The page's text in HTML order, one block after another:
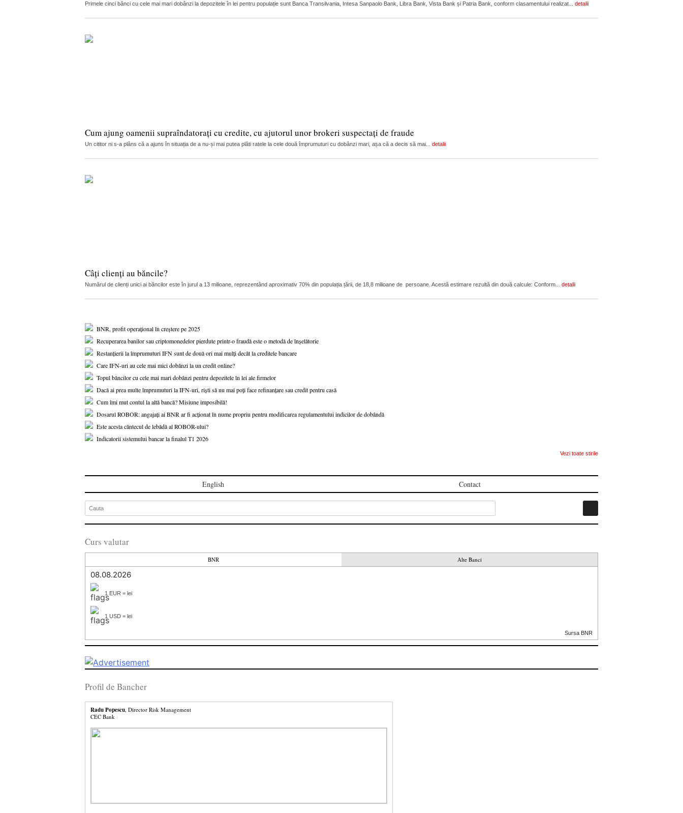
Primele cinci bănci cu cele mai mari dobânzi la depozitele în lei pentru populație sunt Banca Transilvania, Intesa Sanpaolo Bank, Libra Bank, Vista Bank și Patria Bank, conform clasamentului realizat... detalii
Cum ajung oamenii supraîndatorați cu credite, cu ajutorul unor brokeri suspectați de fraude
Un cititor ni s-a plâns că a ajuns în situația de a nu-și mai putea plăti ratele la cele două împrumuturi cu dobânzi mari, așa că a decis să mai... detalii
Câți clienți au băncile?
Numărul de clienți unici ai băncilor este în jurul a 13 milioane, reprezentând aproximativ 70% din populația țării, de 18,8 milioane de persoane. Acestă estimare rezultă din două calcule: Conform... detalii
BNR, profit operațional în creștere pe 2025
Recuperarea banilor sau criptomonedelor pierdute printr-o fraudă este o metodă de înșelătorie
Restanțierii la împrumuturi IFN sunt de două ori mai mulți decât la creditele bancare
Care IFN-uri au cele mai mici dobânzi la un credit online?
Topul băncilor cu cele mai mari dobânzi pentru depozitele în lei ale firmelor
Dacă ai prea multe împrumuturi la IFN-uri, riști să nu mai poți face refinanțare sau credit pentru casă
Cum îmi mut contul la altă bancă? Misiune imposibilă!
Dosarul ROBOR: angajați ai BNR ar fi acționat în nume propriu pentru modificarea regulamentului indicilor de dobândă
Este acesta cântecul de lebădă al ROBOR-ului?
Indicatorii sistemului bancar la finalul T1 2026
Vezi toate stirile
English Contact
Curs valutar
BNR Alte Banci
08.08.2026
1 EUR = lei
1 USD = lei
Sursa BNR
Profil de Bancher
Radu Popescu, Director Risk Management
CEC Bank